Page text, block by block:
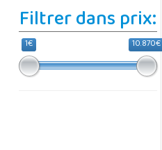
Filtrer dans prix:
1€ 10.870€